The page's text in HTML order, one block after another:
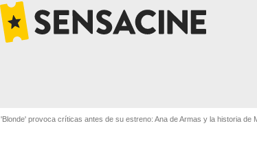
'Blonde' provoca críticas antes de su estreno: Ana de Armas y la historia de